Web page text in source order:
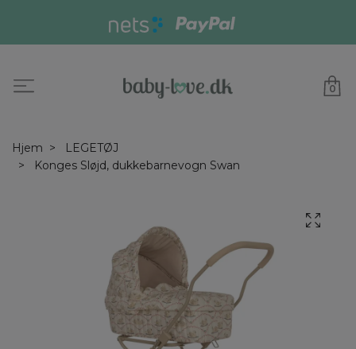
0
Hjem
LEGETØJ
Konges Sløjd, dukkebarnevogn Swan